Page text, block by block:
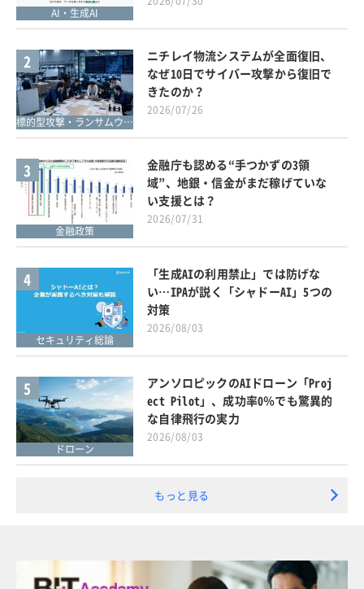
AI・生成AI
2
標的型攻撃・ランサムウェア対策
ニチレイ物流システムが全面復旧、
なぜ10日でサイバー攻撃から復旧で
きたのか？
2026/07/26
3
金融政策
金融庁も認める“手つかずの3領
域”、地銀・信金がまだ稼げていな
い支援とは？
2026/07/31
4
セキュリティ総論
「生成AIの利用禁止」では防げな
い…IPAが説く「シャドーAI」5つの
対策
2026/08/03
5
ドローン
アンソロピックのAIドローン「Proj
ect Pilot」、成功率0％でも驚異的
な自律飛行の実力
2026/08/03
もっと見る